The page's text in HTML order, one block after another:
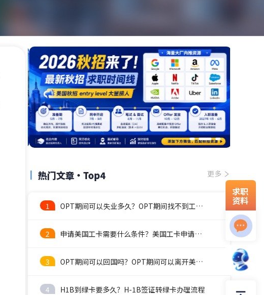
热门文章·Top4 更多
1 OPT期间可以失业多久？OPT期间找不到工作怎么办？
2 申请美国工卡需要什么条件？美国工卡申请流程
3 OPT期间可以回国吗？OPT期间可以离开美国吗
4 H1B到绿卡要多久？H-1B签证转绿卡办理流程
求职
资料